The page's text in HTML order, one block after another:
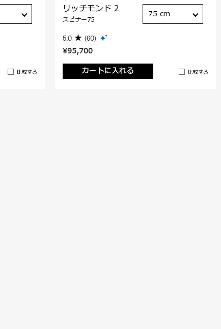
比較する
¥95,700
カートに入れる
比較する
リッチモンド 2
スピナー75
5.0 (60)
75 cm